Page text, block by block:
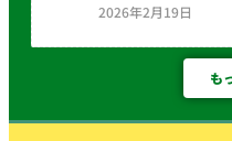
2026年2月19日
も